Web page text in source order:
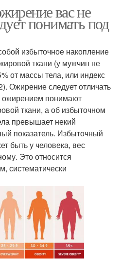
вас не
понимать под
избыточное накопление
ткани (у мужчин не
от массы тела, или индекс
Ожирение следует отличать
ожирением понимают
ткани, а об избыточном
превышает некий
показатель. Избыточный
быть у человека, вес
Это относится
систематически